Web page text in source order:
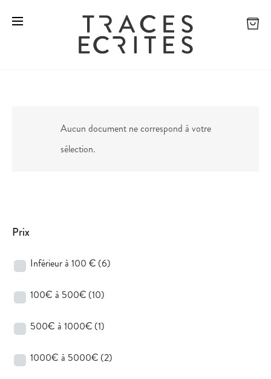
Aucun document ne correspond à votre
sélection.
Prix
Inférieur à 100 € (6)
100€ à 500€ (10)
500€ à 1000€ (1)
1000€ à 5000€ (2)